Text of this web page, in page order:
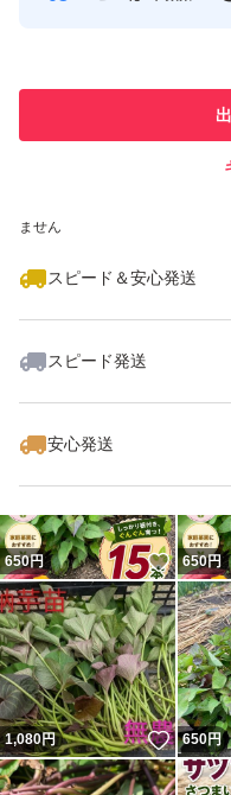
ません
スピード＆安心発送
スピード発送
安心発送
650円 いいね
650円
1,080円 いいね
650円